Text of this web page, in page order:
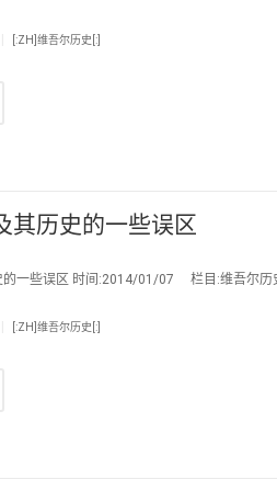
[:ZH]维吾尔历史[:]
其历史的一些误区
的一些误区 时间:2014/01/07 栏目:维吾尔
[:ZH]维吾尔历史[:]